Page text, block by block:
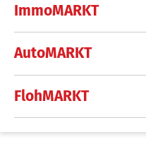
ImmoMARKT
AutoMARKT
FlohMARKT